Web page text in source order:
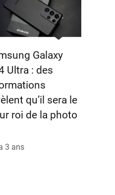
Galaxy
Ultra : des
qu’il sera le
roi de la photo
a 3 ans